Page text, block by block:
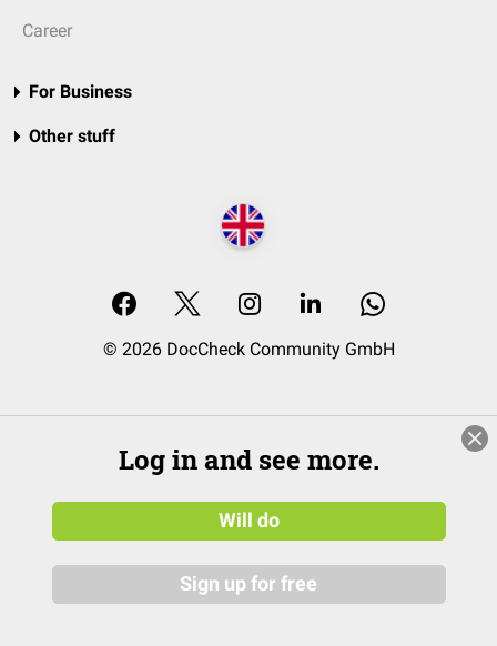
Career
For Business
Other stuff
© 2026 DocCheck Community GmbH
Log in and see more.
Will do
Sign up for free